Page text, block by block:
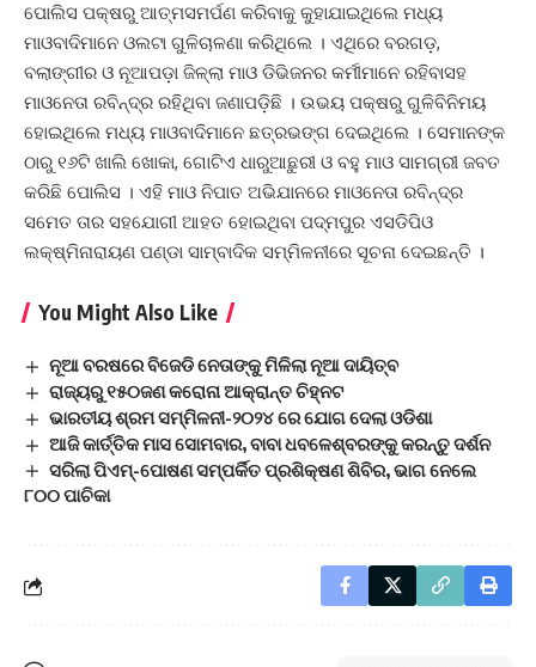
ପୋଲିସ ପକ୍ଷରୁ ଆତ୍ମସମର୍ପଣ କରିବାକୁ କୁହାଯାଇଥିଲେ ମଧ୍ୟ
ମାଓବାଦିମାନେ ଓଲଟା ଗୁଳିଚାଳଣା କରିଥିଲେ । ଏଥିରେ ବରଗଡ଼,
ବଲାଙ୍ଗୀର ଓ ନୂଆପଡ଼ା ଜିଳ୍ଲା ମାଓ ଡିଭିଜନର କର୍ମୀମାନେ ରହିବାସହ
ମାଓନେତା ରବିନ୍ଦ୍ର ରହିଥିବା ଜଣାପଡ଼ିଛି । ଉଭୟ ପକ୍ଷରୁ ଗୁଳିବିନିମୟ
ହୋଇଥିଲେ ମଧ୍ୟ ମାଓବାଦିମାନେ ଛତ୍ରଭଙ୍ଗ ଦେଇଥିଲେ । ସେମାନଙ୍କ
ଠାରୁ ୧୬ଟି ଖାଲି ଖୋକା, ଗୋଟିଏ ଧାରୁଆଛୁରୀ ଓ ବହୁ ମାଓ ସାମଗ୍ରୀ ଜବତ
କରିଛି ପୋଲିସ । ଏହି ମାଓ ନିପାତ ଅଭିଯାନରେ ମାଓନେତା ରବିନ୍ଦ୍ର
ସମେତ ତାର ସହଯୋଗୀ ଆହତ ହୋଇଥିବା ପଦ୍ମପୁର ଏସଡିପିଓ
ଲକ୍ଷ୍ମିନାରାୟଣ ପଣ୍ଡା ସାମ୍ବାଦିକ ସମ୍ମିଳନୀରେ ସୂଚନା ଦେଇଛନ୍ତି ।
You Might Also Like
ନୂଆ ବରଷରେ ବିଜେଡି ନେତାଙ୍କୁ ମିଳିଲା ନୂଆ ଦାୟିତ୍ବ
ରାଜ୍ୟରୁ ୧୫୦ଜଣ କରୋନା ଆକ୍ରାନ୍ତ ଚିହ୍ନଟ
ଭାରତୀୟ ଶ୍ରମ ସମ୍ମିଳନୀ-୨୦୨୪ ରେ ଯୋଗ ଦେଲା ଓଡିଶା
ଆଜି କାର୍ତ୍ତିକ ମାସ ସୋମବାର, ବାବା ଧବଳେଶ୍ବରଙ୍କୁ କରନ୍ତୁ ଦର୍ଶନ
ସରିଲା ପିଏମ୍‌-ପୋଷଣ ସମ୍ପର୍କିତ ପ୍ରଶିକ୍ଷଣ ଶିବିର, ଭାଗ ନେଲେ
୮୦୦ ପାଚିକା